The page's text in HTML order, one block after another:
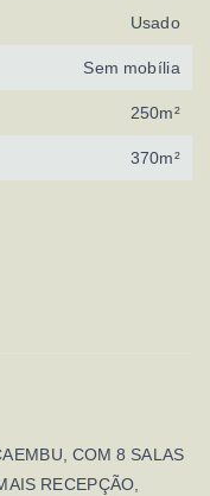
COM 8 SALAS
RECEPÇÃO,
Usado
Sem mobília
250m²
370m²